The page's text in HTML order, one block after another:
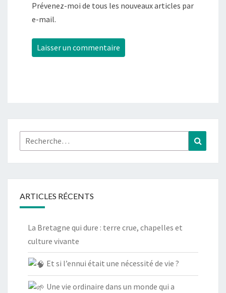
Prévenez-moi de tous les nouveaux articles par
e-mail.
Rechercher :
ARTICLES RÉCENTS
La Bretagne qui dure : terre crue, chapelles et
culture vivante
Et si l’ennui était une nécessité de vie ?
Une vie ordinaire dans un monde qui a